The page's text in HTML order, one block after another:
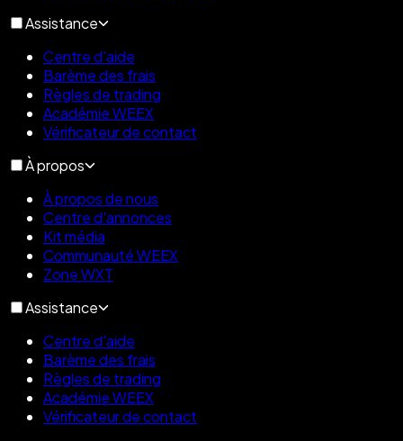
Assistance
Centre d'aide
Barème des frais
Règles de trading
Académie WEEX
Vérificateur de contact
À propos
À propos de nous
Centre d'annonces
Kit média
Communauté WEEX
Zone WXT
Assistance
Centre d'aide
Barème des frais
Règles de trading
Académie WEEX
Vérificateur de contact